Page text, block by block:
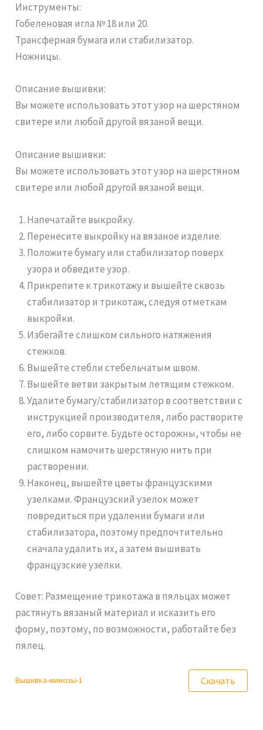
Инструменты:
Гобеленовая игла № 18 или 20.
Трансферная бумага или стабилизатор.
Ножницы.
Описание вышивки:
Вы можете использовать этот узор на шерстяном
свитере или любой другой вязаной вещи.
Описание вышивки:
Вы можете использовать этот узор на шерстяном
свитере или любой другой вязаной вещи.
Напечатайте выкройку.
Перенесите выкройку на вязаное изделие.
Положите бумагу или стабилизатор поверх
узора и обведите узор.
Прикрепите к трикотажу и вышейте сквозь
стабилизатор и трикотаж, следуя отметкам
выкройки.
Избегайте слишком сильного натяжения
стежков.
Вышейте стебли стебельчатым швом.
Вышейте ветви закрытым летящим стежком.
Удалите бумагу/стабилизатор в соответствии с
инструкцией производителя, либо растворите
его, либо сорвите. Будьте осторожны, чтобы не
слишком намочить шерстяную нить при
растворении.
Наконец, вышейте цветы французскими
узелками. Французский узелок может
повредиться при удалении бумаги или
стабилизатора, поэтому предпочтительно
сначала удалить их, а затем вышивать
французские узелки.
Совет: Размещение трикотажа в пяльцах может
растянуть вязаный материал и исказить его
форму, поэтому, по возможности, работайте без
пялец.
Вышивка-мимозы-1 Скачать